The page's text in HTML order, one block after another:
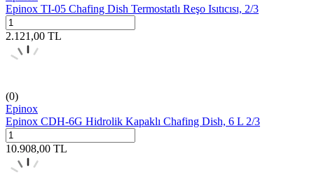
Epinox TI-05 Chafing Dish Termostatlı Reşo Isıtıcısı, 2/3
2.121,00 TL
(0)
Epinox
Epinox CDH-6G Hidrolik Kapaklı Chafing Dish, 6 L 2/3
10.908,00 TL